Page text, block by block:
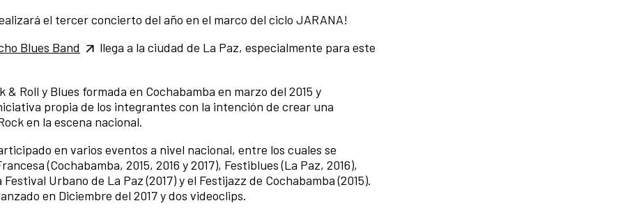
el tercer concierto del año en el marco del ciclo JARANA!
Blues Band
llega a la ciudad de La Paz, especialmente para este
& Roll y Blues formada en Cochabamba en marzo del 2015 y
propia de los integrantes con la intención de crear una
en la escena nacional.
en varios eventos a nivel nacional, entre los cuales se
(Cochabamba, 2015, 2016 y 2017), Festiblues (La Paz, 2016),
Urbano de La Paz (2017) y el Festijazz de Cochabamba (2015).
en Diciembre del 2017 y dos videoclips.